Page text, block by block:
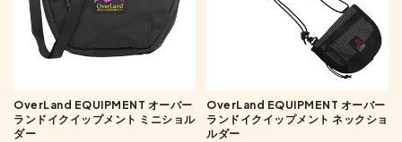
OverLand EQUIPMENT オーバー
ランドイクイップメント ミニショル
ダー
OverLand EQUIPMENT オーバー
ランドイクイップメント ネックショ
ルダー